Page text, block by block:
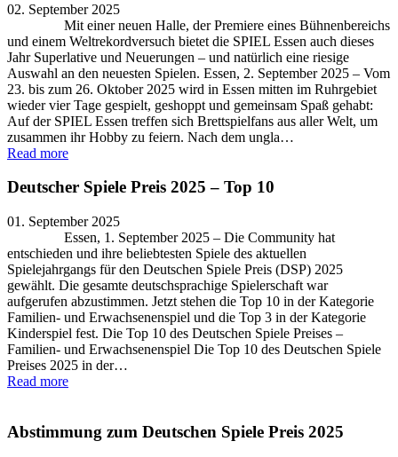
02. September 2025
Mit einer neuen Halle, der Premiere eines Bühnenbereichs
und einem Weltrekordversuch bietet die SPIEL Essen auch dieses
Jahr Superlative und Neuerungen – und natürlich eine riesige
Auswahl an den neuesten Spielen. Essen, 2. September 2025 – Vom
23. bis zum 26. Oktober 2025 wird in Essen mitten im Ruhrgebiet
wieder vier Tage gespielt, geshoppt und gemeinsam Spaß gehabt:
Auf der SPIEL Essen treffen sich Brettspielfans aus aller Welt, um
zusammen ihr Hobby zu feiern. Nach dem ungla…
Read more
Deutscher Spiele Preis 2025 – Top 10
01. September 2025
Essen, 1. September 2025 – Die Community hat
entschieden und ihre beliebtesten Spiele des aktuellen
Spielejahrgangs für den Deutschen Spiele Preis (DSP) 2025
gewählt. Die gesamte deutschsprachige Spielerschaft war
aufgerufen abzustimmen. Jetzt stehen die Top 10 in der Kategorie
Familien- und Erwachsenenspiel und die Top 3 in der Kategorie
Kinderspiel fest. Die Top 10 des Deutschen Spiele Preises –
Familien- und Erwachsenenspiel Die Top 10 des Deutschen Spiele
Preises 2025 in der…
Read more
Abstimmung zum Deutschen Spiele Preis 2025